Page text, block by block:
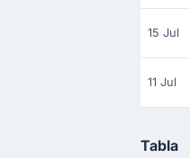
15 Jul
11 Jul
Tabla